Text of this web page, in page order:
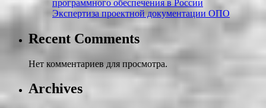
программного обеспечения в России
Экспертиза проектной документации ОПО
Recent Comments
Нет комментариев для просмотра.
Archives